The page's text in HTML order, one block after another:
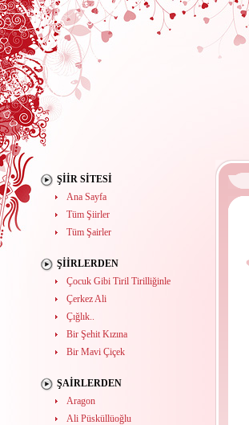
ŞIIR SITESI
Ana Sayfa
Tüm Şiirler
Tüm Şairler
ŞIIRLERDEN
Çocuk Gibi Tiril Tirilliğinle
Çerkez Ali
Çığlık..
Bir Şehit Kızına
Bir Mavi Çiçek
ŞAIRLERDEN
Aragon
Ali Püsküllüoğlu